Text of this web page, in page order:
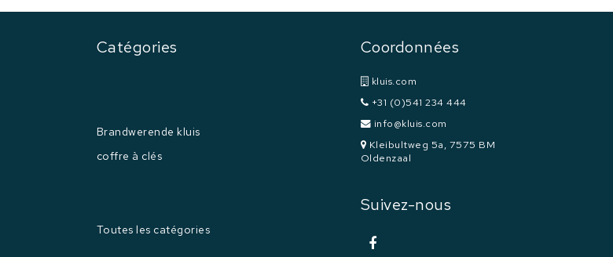
Catégories
Brandwerende kluis
coffre à clés
Toutes les catégories
Coordonnées
kluis.com
+31 (0)541 234 444
info@kluis.com
Kleibultweg 5a, 7575 BM
Oldenzaal
Suivez-nous